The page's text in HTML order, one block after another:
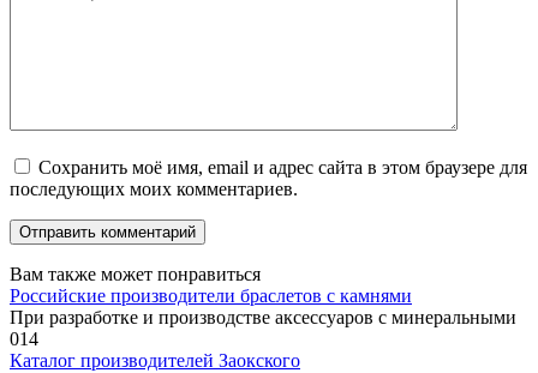
Сохранить моё имя, email и адрес сайта в этом браузере для
последующих моих комментариев.
Вам также может понравиться
Российские производители браслетов с камнями
При разработке и производстве аксессуаров с минеральными
014
Каталог производителей Заокского